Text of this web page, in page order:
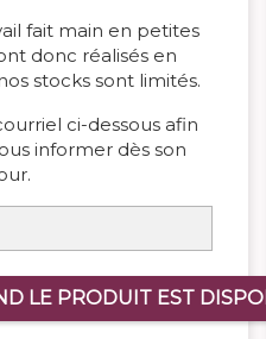
fait main en petites
donc réalisés en
stocks sont limités.
ci-dessous afin
informer dès son
LE PRODUIT EST